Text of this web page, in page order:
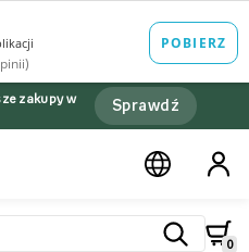
zakupy w
Sprawdź
0